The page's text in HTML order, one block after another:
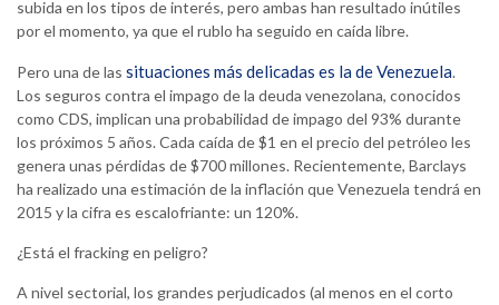
subida en los tipos de interés, pero ambas han resultado inútiles
por el momento, ya que el rublo ha seguido en caída libre.
Pero una de las situaciones más delicadas es la de Venezuela.
Los seguros contra el impago de la deuda venezolana, conocidos
como CDS, implican una probabilidad de impago del 93% durante
los próximos 5 años. Cada caída de $1 en el precio del petróleo les
genera unas pérdidas de $700 millones. Recientemente, Barclays
ha realizado una estimación de la inflación que Venezuela tendrá en
2015 y la cifra es escalofriante: un 120%.
¿Está el fracking en peligro?
A nivel sectorial, los grandes perjudicados (al menos en el corto